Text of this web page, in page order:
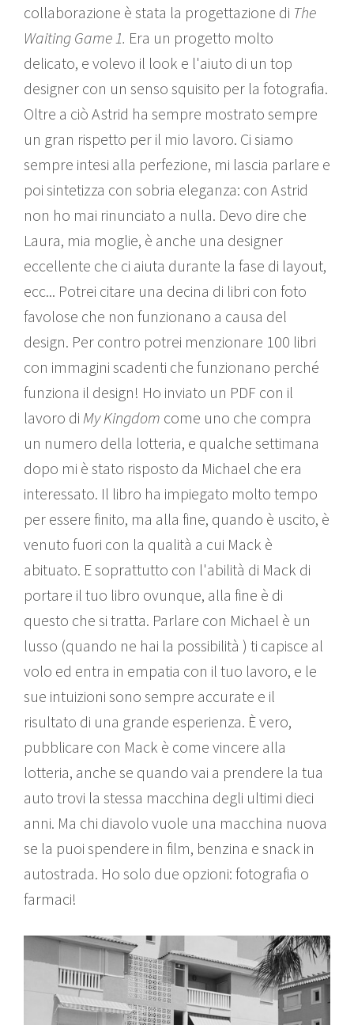
collaborazione è stata la progettazione di The
Waiting Game 1. Era un progetto molto
delicato, e volevo il look e l'aiuto di un top
designer con un senso squisito per la fotografia.
Oltre a ciò Astrid ha sempre mostrato sempre
un gran rispetto per il mio lavoro. Ci siamo
sempre intesi alla perfezione, mi lascia parlare e
poi sintetizza con sobria eleganza: con Astrid
non ho mai rinunciato a nulla. Devo dire che
Laura, mia moglie, è anche una designer
eccellente che ci aiuta durante la fase di layout,
ecc... Potrei citare una decina di libri con foto
favolose che non funzionano a causa del
design. Per contro potrei menzionare 100 libri
con immagini scadenti che funzionano perché
funziona il design! Ho inviato un PDF con il
lavoro di My Kingdom come uno che compra
un numero della lotteria, e qualche settimana
dopo mi è stato risposto da Michael che era
interessato. Il libro ha impiegato molto tempo
per essere finito, ma alla fine, quando è uscito, è
venuto fuori con la qualità a cui Mack è
abituato. E soprattutto con l'abilità di Mack di
portare il tuo libro ovunque, alla fine è di
questo che si tratta. Parlare con Michael è un
lusso (quando ne hai la possibilità ) ti capisce al
volo ed entra in empatia con il tuo lavoro, e le
sue intuizioni sono sempre accurate e il
risultato di una grande esperienza. È vero,
pubblicare con Mack è come vincere alla
lotteria, anche se quando vai a prendere la tua
auto trovi la stessa macchina degli ultimi dieci
anni. Ma chi diavolo vuole una macchina nuova
se la puoi spendere in film, benzina e snack in
autostrada. Ho solo due opzioni: fotografia o
farmaci!